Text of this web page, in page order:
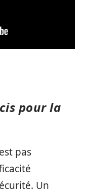
pour la
pas
Un